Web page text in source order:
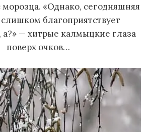
морозца. «Однако, сегодняшняя
благоприятствует
а?» — хитрые калмыцкие глаза
поверх очков…